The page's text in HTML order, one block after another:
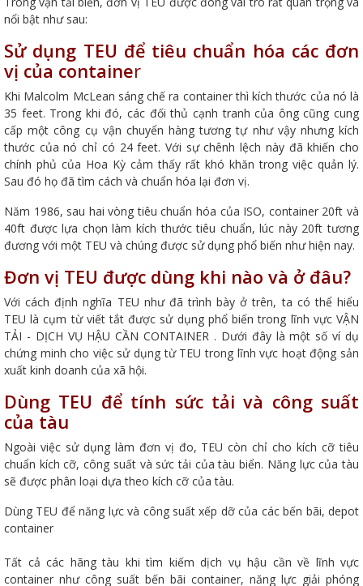
nổi bật như sau:
Sử dụng TEU để tiêu chuẩn hóa các đơn
vị của container
Khi Malcolm McLean sáng chế ra container thì kích thước của nó là
35 feet. Trong khi đó, các đối thủ cạnh tranh của ông cũng cung
cấp một công cụ vận chuyển hàng tương tự như vậy nhưng kích
thước của nó chỉ có 24 feet. Với sự chênh lệch này đã khiến cho
chính phủ của Hoa Kỳ cảm thấy rất khó khăn trong việc quản lý.
Sau đó họ đã tìm cách và chuẩn hóa lại đơn vị.
Năm 1986, sau hai vòng tiêu chuẩn hóa của ISO, container 20ft và
40ft được lựa chọn làm kích thước tiêu chuẩn, lúc này 20ft tương
đương với một TEU và chúng được sử dụng phổ biến như hiện nay.
Đơn vị TEU được dùng khi nào và ở đâu?
Với cách định nghĩa TEU như đã trình bày ở trên, ta có thể hiểu
TEU là cụm từ viết tắt được sử dụng phổ biến trong lĩnh vực VẬN
TẢI - DỊCH VỤ HẬU CẦN CONTAINER . Dưới đây là một số ví dụ
chứng minh cho việc sử dụng từ TEU trong lĩnh vực hoạt động sản
xuất kinh doanh của xã hội.
Dùng TEU để tính sức tải và công suất
của tàu
Ngoài việc sử dụng làm đơn vị đo, TEU còn chỉ cho kích cỡ tiêu
chuẩn kích cỡ, công suất và sức tải của tàu biển. Năng lực của tàu
sẽ được phân loại dựa theo kích cỡ của tàu.
Dùng TEU để năng lực và công suất xếp dỡ của các bến bãi, depot
container
Tất cả các hãng tàu khi tìm kiếm dịch vụ hậu cần về lĩnh vực
container như công suất bến bãi container, năng lực giải phóng